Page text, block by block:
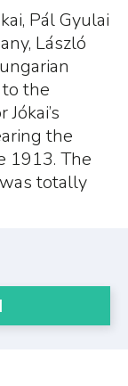
Pál Gyulai
László
the
the
1913. The
totally